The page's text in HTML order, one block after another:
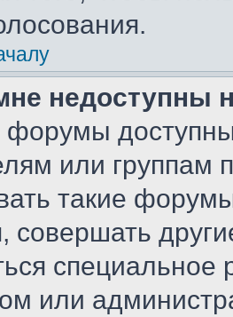
недоступны
форумы
или группам
такие
совершать
или